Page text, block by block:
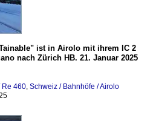
ist in Airolo mit ihrem IC 2
nach Zürich HB. 21. Januar 2025
Re 460, Schweiz / Bahnhöfe / Airolo